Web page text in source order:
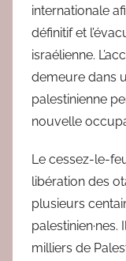
internationale
définitif et
israélienne.
demeure dans
palestinienne
nouvelle
Le cessez-le-
libération des
plusieurs
milliers de